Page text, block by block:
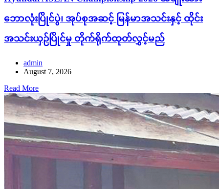
ဘောလုံးပြိုင်ပွဲ၊ အုပ်စုအဆင့် မြန်မာအသင်းနှင့် ထိုင်း
အသင်းယှဉ်ပြိုင်မှု တိုက်ရိုက်ထုတ်လွှင့်မည်
admin
August 7, 2026
Read More